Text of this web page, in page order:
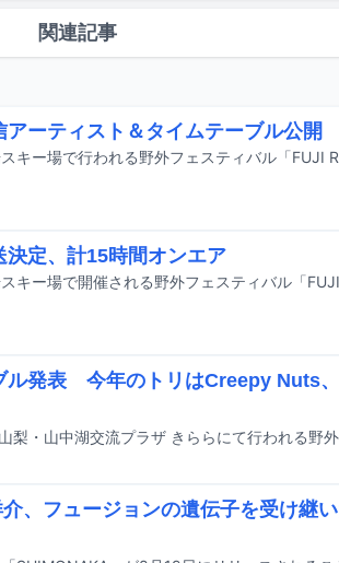
関連記事
アーティスト＆タイムテーブル公開
決定、計15時間オンエア
ル発表 今年のトリはCreepy Nuts、
、フュージョンの遺伝子を受け継